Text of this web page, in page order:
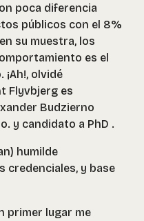
poca diferencia
públicos con el 8%
su muestra, los
es el
olvidé
Flyvbjerg es
Budzierno
y candidato a PhD .
humilde
credenciales, y base
primer lugar me